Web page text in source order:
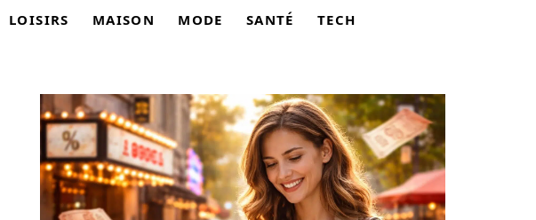
LOISIRS MAISON MODE SANTÉ TECH